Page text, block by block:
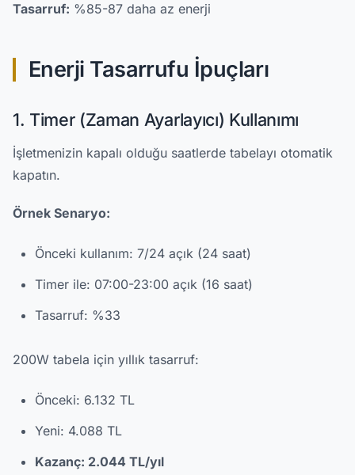
Tasarruf: %85-87 daha az enerji
Enerji Tasarrufu İpuçları
1. Timer (Zaman Ayarlayıcı) Kullanımı
İşletmenizin kapalı olduğu saatlerde tabelayı otomatik
kapatın.
Örnek Senaryo:
Önceki kullanım: 7/24 açık (24 saat)
Timer ile: 07:00-23:00 açık (16 saat)
Tasarruf: %33
200W tabela için yıllık tasarruf:
Önceki: 6.132 TL
Yeni: 4.088 TL
Kazanç: 2.044 TL/yıl